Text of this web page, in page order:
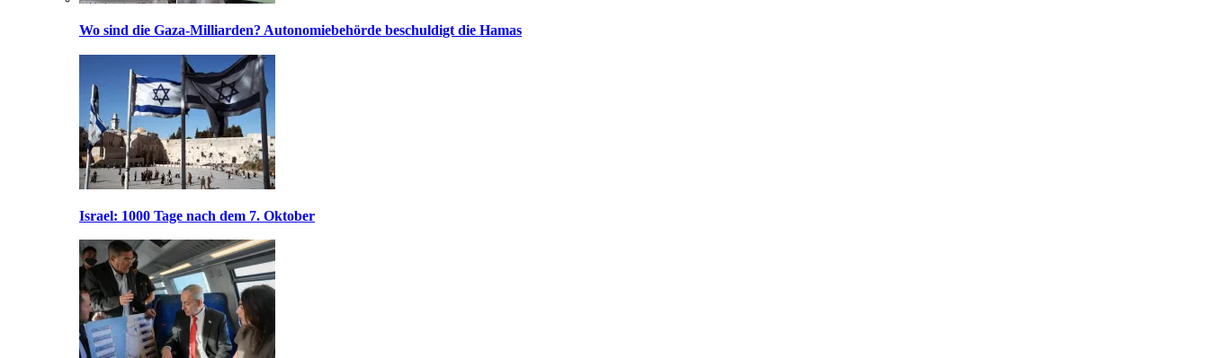
Wo sind die Gaza-Milliarden? Autonomiebehörde beschuldigt die Hamas
Israel: 1000 Tage nach dem 7. Oktober